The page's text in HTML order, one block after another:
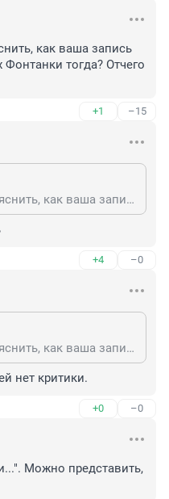
как ваша запись
тогда? Отчего
+1 –15
Ну тогда потрудитесь объяснить, как ваша запись появилась в комментариях Фонтанки тогда? Отчего ваш рот не закрыт?
+4 –0
Ну тогда потрудитесь объяснить, как ваша запись появилась в комментариях Фонтанки тогда? Отчего ваш рот не закрыт?
нет критики.
+0 –0
Можно представить,